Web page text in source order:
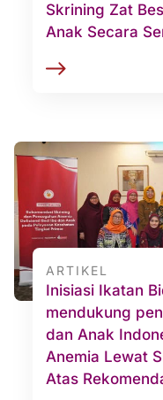
Skrining Zat
Anak Secara
ARTIKEL
Inisiasi Ikatan
mendukung
dan Anak
Anemia Lewat
Atas